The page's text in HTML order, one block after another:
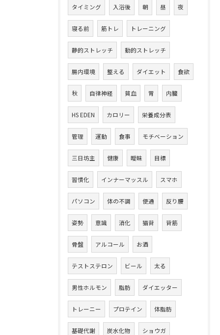
タイミング 入浴後 朝 昼 夜
寝る前 筋トレ トレーニング
静的ストレッチ 動的ストレッチ
腸内環境 整える ダイエット 食欲
秋 自律神経 貧血 胃 内臓
HS EDEN カロリー 栄養成分表
管理 運動 食事 モチベーション
三日坊主 健康 曖昧 目標
習慣化 インナーマッスル スマホ
パソコン 体の不調 便通 反り腰
姿勢 意識 消化 猫背 背筋
骨盤 アルコール お酒
テストステロン ビール 太る
男性ホルモン 脂肪 ダイエッター
トレーニー プロテイン 体脂肪
基礎代謝 炭水化物 ショウガ